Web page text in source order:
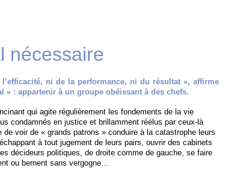
nécessaire
ni de la performance, ni du résultat », affirme
» : appartenir à un groupe obéissant à des chefs.
qui agite régulièrement les fondements de la vie
condamnés en justice et brillamment réélus par ceux-là
voir de « grands patrons » conduire à la catastrophe leurs
à tout jugement de leurs pairs, ouvrir des cabinets
décideurs politiques, de droite comme de gauche, se faire
ou bernent sans vergogne…